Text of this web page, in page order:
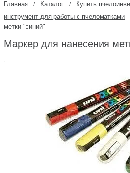
Главная / Каталог / Купить
инструмент для работы с пчеломатками
метки "синий"
Маркер для нанесения